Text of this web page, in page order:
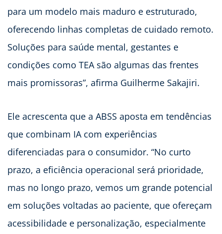
para um modelo mais maduro e estruturado,
oferecendo linhas completas de cuidado remoto.
Soluções para saúde mental, gestantes e
condições como TEA são algumas das frentes
mais promissoras”, afirma Guilherme Sakajiri.
Ele acrescenta que a ABSS aposta em tendências
que combinam IA com experiências
diferenciadas para o consumidor. “No curto
prazo, a eficiência operacional será prioridade,
mas no longo prazo, vemos um grande potencial
em soluções voltadas ao paciente, que ofereçam
acessibilidade e personalização, especialmente